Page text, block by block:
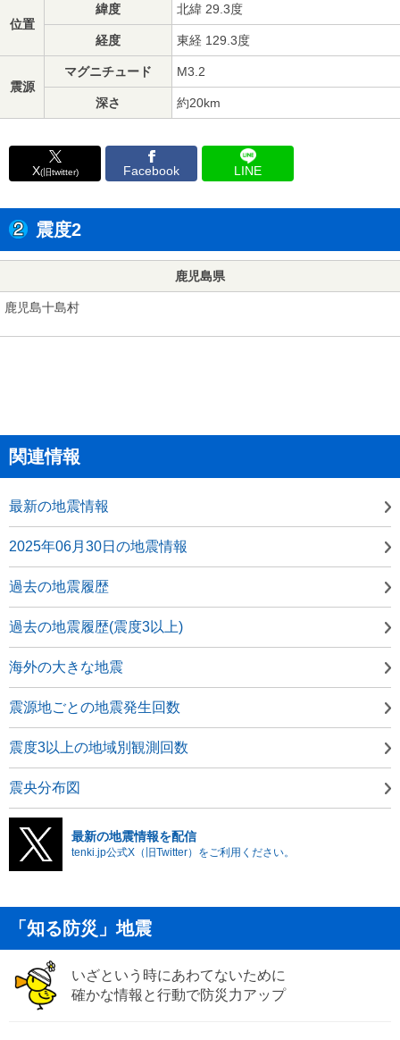
位置
緯度 北緯 29.3度
経度 東経 129.3度
震源
マグニチュード M3.2
深さ 約20km
X(旧twitter) Facebook LINE
震度2
鹿児島県
鹿児島十島村
関連情報
最新の地震情報
2025年06月30日の地震情報
過去の地震履歴
過去の地震履歴(震度3以上)
海外の大きな地震
震源地ごとの地震発生回数
震度3以上の地域別観測回数
震央分布図
最新の地震情報を配信
tenki.jp公式X（旧Twitter）をご利用ください。
「知る防災」地震
いざという時にあわてないために
確かな情報と行動で防災力アップ